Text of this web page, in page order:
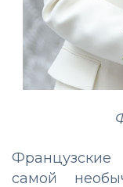
самой